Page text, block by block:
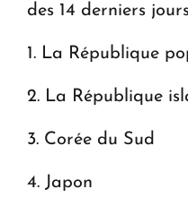
des 14 derniers
1. La République
2. La République
3. Corée du Sud
4. Japon